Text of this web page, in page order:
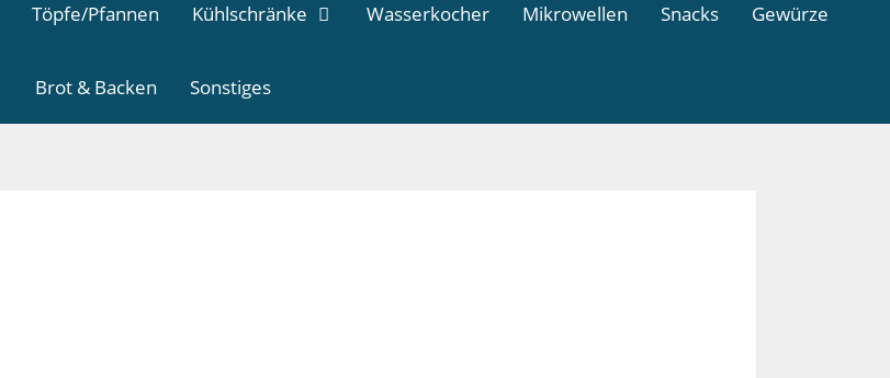
Töpfe/Pfannen Kühlschränke Wasserkocher Mikrowellen Snacks Gewürze
Brot & Backen Sonstiges